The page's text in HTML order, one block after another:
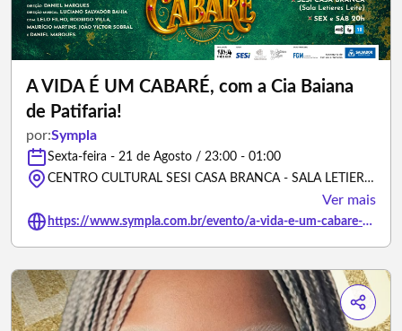
A VIDA É UM CABARÉ, com a Cia Baiana
de Patifaria!
por:Sympla
Sexta-feira - 21 de Agosto / 23:00 - 01:00
CENTRO CULTURAL SESI CASA BRANCA - SALA LETIERES LEITE, Avenida Caminho de Areia - Salvador/Bahia
Ver mais
https://www.sympla.com.br/evento/a-vida-e-um-cabare-com-a-cia-baiana-de-patifaria/3501796